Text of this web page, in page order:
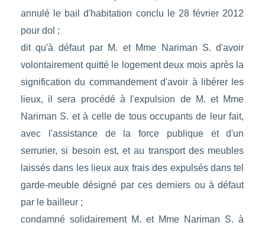
annulé le bail d'habitation conclu le 28 février 2012
pour dol ;
dit qu'à défaut par M. et Mme Nariman S. d'avoir
volontairement quitté le logement deux mois après la
signification du commandement d'avoir à libérer les
lieux, il sera procédé à l'expulsion de M. et Mme
Nariman S. et à celle de tous occupants de leur fait,
avec l'assistance de la force publique et d'un
serrurier, si besoin est, et au transport des meubles
laissés dans les lieux aux frais des expulsés dans tel
garde-meuble désigné par ces derniers ou à défaut
par le bailleur ;
condamné solidairement M. et Mme Nariman S. à